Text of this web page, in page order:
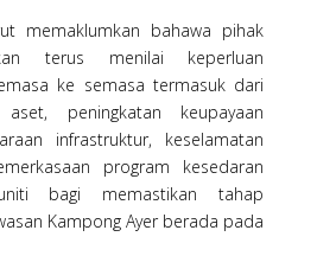
memaklumkan bahawa pihak
terus menilai keperluan
ke semasa termasuk dari
peningkatan keupayaan
infrastruktur, keselamatan
program kesedaran
bagi memastikan tahap
Kampong Ayer berada pada